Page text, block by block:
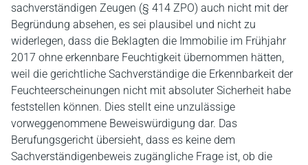
sachverständigen Zeugen (§ 414 ZPO) auch nicht mit der
Begründung absehen, es sei plausibel und nicht zu
widerlegen, dass die Beklagten die Immobilie im Frühjahr
2017 ohne erkennbare Feuchtigkeit übernommen hätten,
weil die gerichtliche Sachverständige die Erkennbarkeit der
Feuchteerscheinungen nicht mit absoluter Sicherheit habe
feststellen können. Dies stellt eine unzulässige
vorweggenommene Beweiswürdigung dar. Das
Berufungsgericht übersieht, dass es keine dem
Sachverständigenbeweis zugängliche Frage ist, ob die